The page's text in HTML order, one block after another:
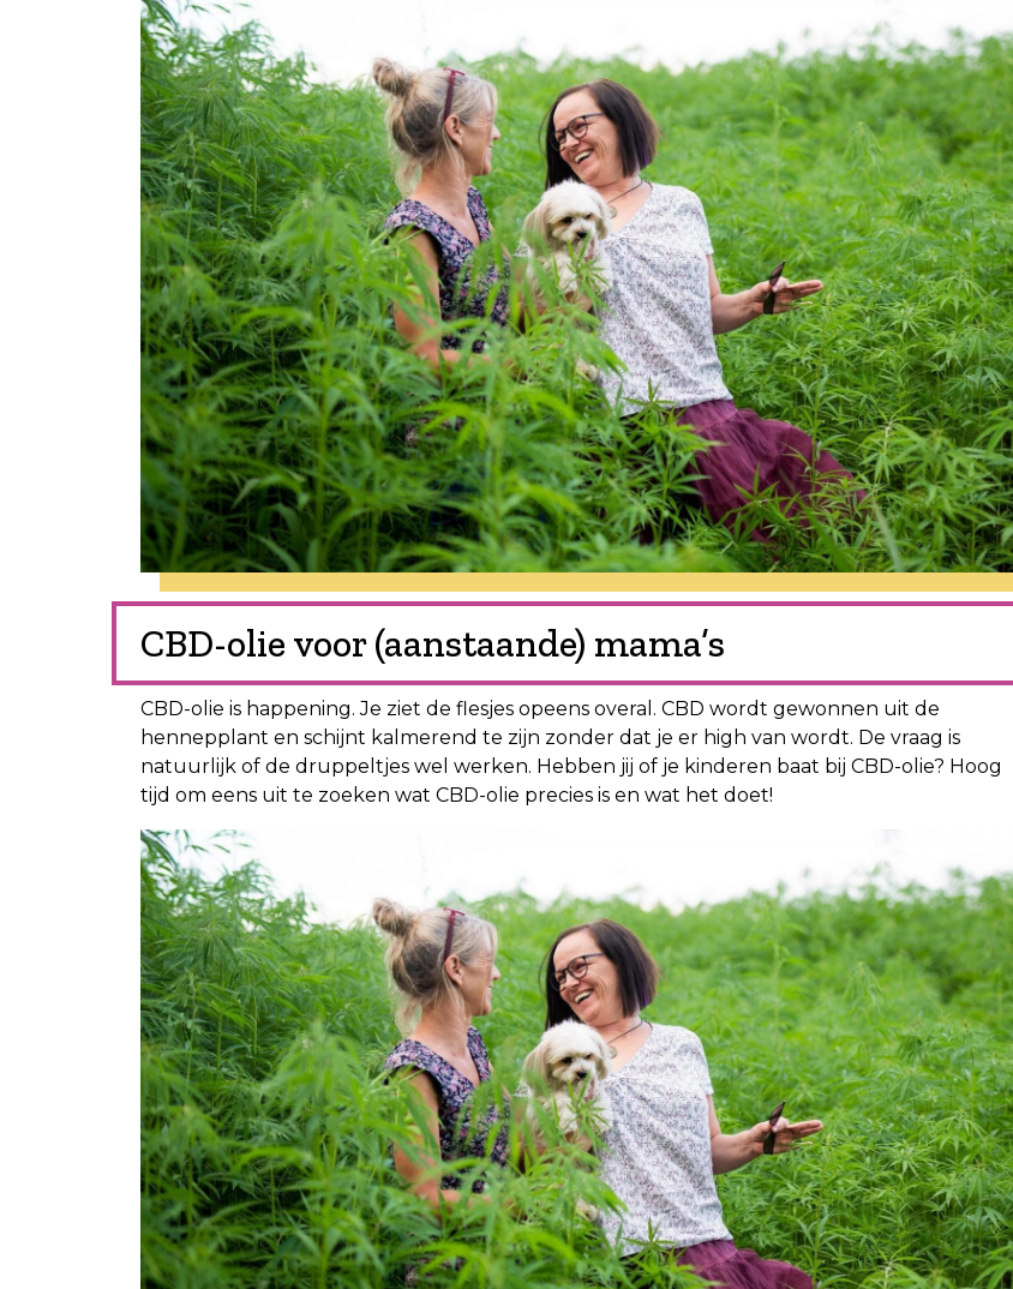
CBD-olie voor (aanstaande) mama’s
CBD-olie is happening. Je ziet de flesjes opeens overal. CBD wordt gewonnen uit de
hennepplant en schijnt kalmerend te zijn zonder dat je er high van wordt. De vraag is
natuurlijk of de druppeltjes wel werken. Hebben jij of je kinderen baat bij CBD-olie? Hoog
tijd om eens uit te zoeken wat CBD-olie precies is en wat het doet!